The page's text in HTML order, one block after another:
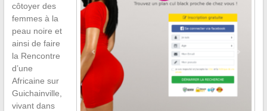
côtoyer des
femmes à la
peau noire et
ainsi de faire
la Rencontre
d’une
Africaine sur
Guichainville,
vivant dans